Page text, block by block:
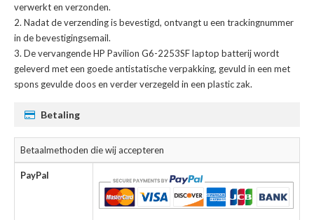
verwerkt en verzonden.
Nadat de verzending is bevestigd, ontvangt u een trackingnummer
in de bevestigingsemail.
Devervangende HP Pavilion G6-2253SF laptop batterijwordt
geleverd met een goede antistatische verpakking, gevuld in een met
spons gevulde doos en verder verzegeld in een plastic zak.
Betaling
Betaalmethoden die wij accepteren
PayPal